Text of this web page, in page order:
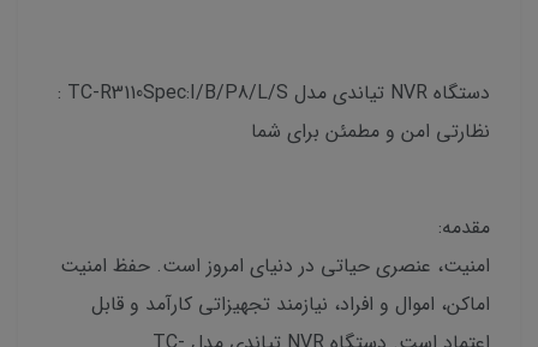
دستگاه NVR تیاندی مدل TC-R3110Spec:I/B/P8/L/S :
نظارتی امن و مطمئن برای شما
مقدمه:
امنیت، عنصری حیاتی در دنیای امروز است. حفظ امنیت
اماکن، اموال و افراد، نیازمند تجهیزاتی کارآمد و قابل